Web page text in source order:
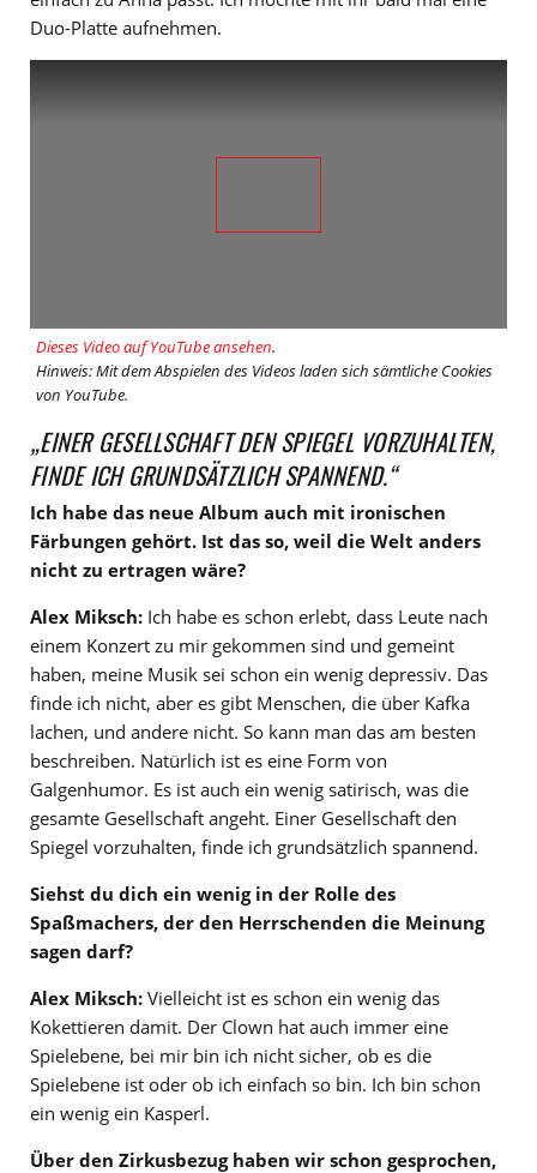
Duo-Platte aufnehmen.
Dieses Video auf YouTube ansehen.
Hinweis: Mit dem Abspielen des Videos laden sich sämtliche Cookies
von YouTube.
„EINER GESELLSCHAFT DEN SPIEGEL VORZUHALTEN,
FINDE ICH GRUNDSÄTZLICH SPANNEND.“
Ich habe das neue Album auch mit ironischen
Färbungen gehört. Ist das so, weil die Welt anders
nicht zu ertragen wäre?
Alex Miksch: Ich habe es schon erlebt, dass Leute nach
einem Konzert zu mir gekommen sind und gemeint
haben, meine Musik sei schon ein wenig depressiv. Das
finde ich nicht, aber es gibt Menschen, die über Kafka
lachen, und andere nicht. So kann man das am besten
beschreiben. Natürlich ist es eine Form von
Galgenhumor. Es ist auch ein wenig satirisch, was die
gesamte Gesellschaft angeht. Einer Gesellschaft den
Spiegel vorzuhalten, finde ich grundsätzlich spannend.
Siehst du dich ein wenig in der Rolle des
Spaßmachers, der den Herrschenden die Meinung
sagen darf?
Alex Miksch: Vielleicht ist es schon ein wenig das
Kokettieren damit. Der Clown hat auch immer eine
Spielebene, bei mir bin ich nicht sicher, ob es die
Spielebene ist oder ob ich einfach so bin. Ich bin schon
ein wenig ein Kasperl.
Über den Zirkusbezug haben wir schon gesprochen,